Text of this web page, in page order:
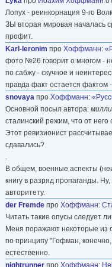
Лопух - реинкорнация 9-го
ЗЫ вторая мировая началась
профит.
Karl-Ieronim про Хоффманн:
фото №26 говорит о многом -
по сабжу - скучное и
правда факт остается фактом
snovaya про Хоффманн:
Основной посыл автора:
сталинский режим, что от
Этот ревизионист
сдавались?
.
В общем, военные аспекты
книгу в разряд пропаганды.
авторитету.
der Fremde про Хоффманн:
Читать такие опусы следует
Меня поражают некоторые из
по принципу "Гофман,
естественно.
nightrunner про Хоффманн: